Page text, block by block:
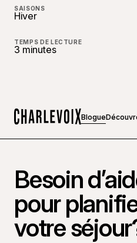
SAISONS
Hiver
TEMPS DE LECTURE
3 minutes
Blogue
Besoin
pour
votre